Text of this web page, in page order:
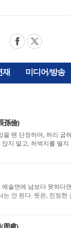
재 미디어/방송
孫儉)
을 땐 단정하며, 허리 굽
술면에 남보다 못하다
는 안 된다. 뜻은, 진정